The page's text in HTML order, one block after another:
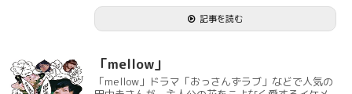
記事を読む
「mellow」
「mellow」ドラマ「おっさんずラブ」などで人気の